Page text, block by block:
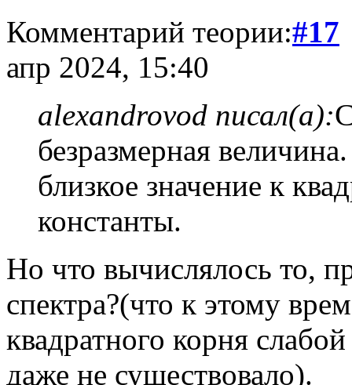
Комментарий теории:#17
апр 2024, 15:40
alexandrovod писал(а):
безразмерная
близкое значение к
константы.
Но что вычислялось то,
спектра?(что к этому
квадратного корня
даже не существовало).